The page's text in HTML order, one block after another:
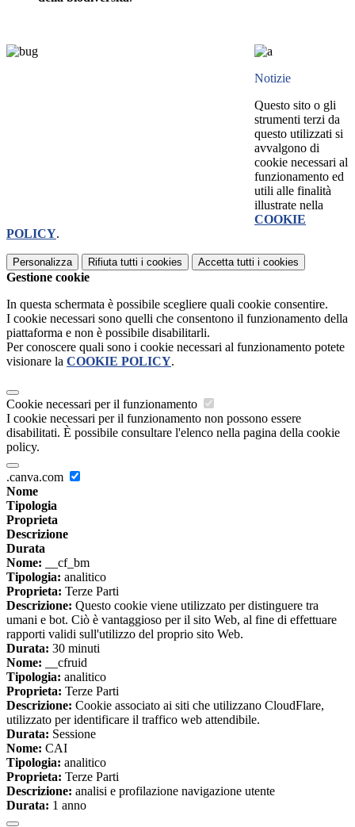
Notizie
Questo sito o gli
strumenti terzi da
questo utilizzati si
avvalgono di
cookie necessari al
funzionamento ed
utili alle finalità
illustrate nella
COOKIE
POLICY.
Personalizza Rifiuta tutti i cookies Accetta tutti i cookies
Gestione cookie
In questa schermata è possibile scegliere quali cookie consentire.
I cookie necessari sono quelli che consentono il funzionamento della
piattaforma e non è possibile disabilitarli.
Per conoscere quali sono i cookie necessari al funzionamento potete
visionare la COOKIE POLICY.
Cookie necessari per il funzionamento
I cookie necessari per il funzionamento non possono essere
disabilitati. È possibile consultare l'elenco nella pagina della cookie
policy.
.canva.com
Nome
Tipologia
Proprieta
Descrizione
Durata
Nome: __cf_bm
Tipologia: analitico
Proprieta: Terze Parti
Descrizione: Questo cookie viene utilizzato per distinguere tra
umani e bot. Ciò è vantaggioso per il sito Web, al fine di effettuare
rapporti validi sull'utilizzo del proprio sito Web.
Durata: 30 minuti
Nome: __cfruid
Tipologia: analitico
Proprieta: Terze Parti
Descrizione: Cookie associato ai siti che utilizzano CloudFlare,
utilizzato per identificare il traffico web attendibile.
Durata: Sessione
Nome: CAI
Tipologia: analitico
Proprieta: Terze Parti
Descrizione: analisi e profilazione navigazione utente
Durata: 1 anno